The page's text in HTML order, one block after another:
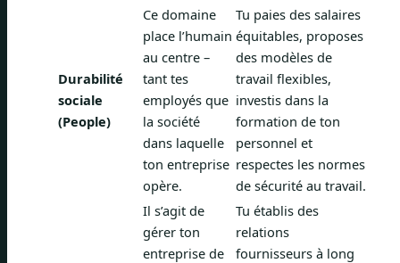
Durabilité
sociale
(People)
Ce domaine
place l’humain
au centre –
tant tes
employés que
la société
dans laquelle
ton entreprise
opère.
Tu paies des salaires
équitables, proposes
des modèles de
travail flexibles,
investis dans la
formation de ton
personnel et
respectes les normes
de sécurité au travail.
Il s’agit de
gérer ton
entreprise de
Tu établis des
relations
fournisseurs à long